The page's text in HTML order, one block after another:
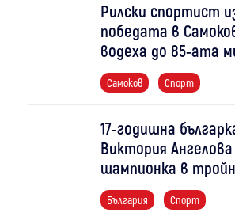
Рилски спортист
победата в
водеха до 85-ата
Самоков Спорт
17-годишна
Виктория
шампионка в
България Спорт